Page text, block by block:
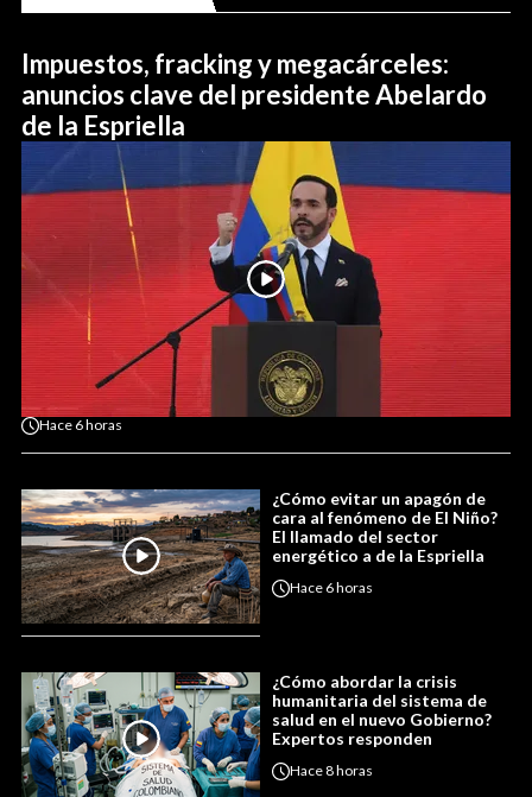
Impuestos, fracking y megacárceles:
anuncios clave del presidente Abelardo
de la Espriella
Hace 6 horas
¿Cómo evitar un apagón de
cara al fenómeno de El Niño?
El llamado del sector
energético a de la Espriella
Hace 6 horas
¿Cómo abordar la crisis
humanitaria del sistema de
salud en el nuevo Gobierno?
Expertos responden
Hace8 horas